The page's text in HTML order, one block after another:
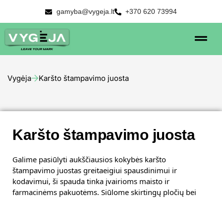
gamyba@vygeja.lt +370 620 73994
Vygėja Karšto štampavimo juosta
Karšto štampavimo juosta
Galime pasiūlyti aukščiausios kokybės karšto
štampavimo juostas greitaeigiui spausdinimui ir
kodavimui, ši spauda tinka įvairioms maisto ir
farmacinėms pakuotėms. Siūlome skirtingų pločių bei